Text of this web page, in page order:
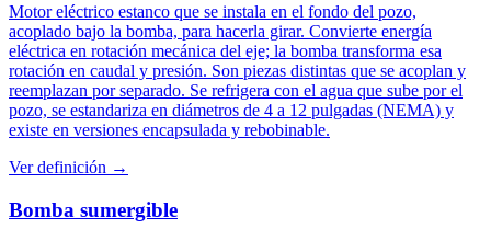
Motor eléctrico estanco que se instala en el fondo del pozo,
acoplado bajo la bomba, para hacerla girar. Convierte energía
eléctrica en rotación mecánica del eje; la bomba transforma esa
rotación en caudal y presión. Son piezas distintas que se acoplan y
reemplazan por separado. Se refrigera con el agua que sube por el
pozo, se estandariza en diámetros de 4 a 12 pulgadas (NEMA) y
existe en versiones encapsulada y rebobinable.
Ver definición →
Bomba sumergible